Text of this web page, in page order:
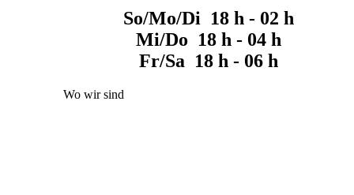
So/Mo/Di 18 h - 02 h
Mi/Do 18 h - 04 h
Fr/Sa 18 h - 06 h
Wo wir sind